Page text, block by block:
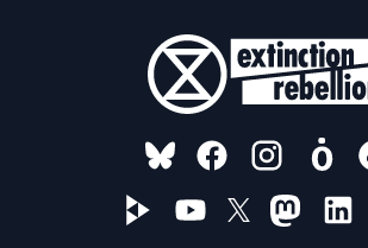
FOLLOW US ON